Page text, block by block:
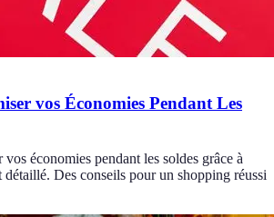
vos Économies Pendant Les
économies pendant les soldes grâce à
Des conseils pour un shopping réussi